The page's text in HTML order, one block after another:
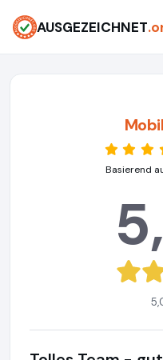
AUSGEZEICHNET
Basierend